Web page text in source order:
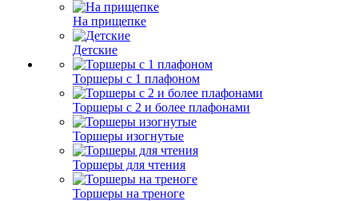
На прищепке
Детские
Торшеры с 1 плафоном
Торшеры с 2 и более плафонами
Торшеры изогнутые
Торшеры для чтения
Торшеры на треноге